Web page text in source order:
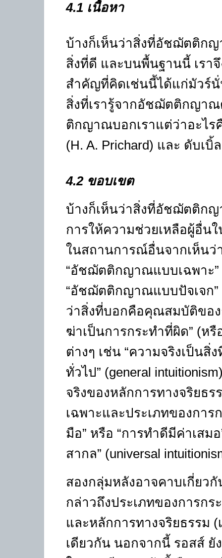
4.1 เนื้อหา
บ้างก็เห็นว่าสิ่งที่อัชฌัตติกญ
สิ่งที่ดี และบนพื้นฐานนี้ เรา
สำคัญที่คิดเช่นนี้ได้แก่มัวร์นั่
สิ่งที่เรารู้จากอัชฌัตติกญา
ติกญาณบอกเราแต่ว่าอะไร
(H. A. Prichard) และ ดับเบิ้
4.2ขอบเขต
บ้างก็เห็นว่าสิ่งที่อัชฌัตติกญ
การให้ความช่วยเหลือผู้อื่น
ในสถานการณ์อื่นจากเห็นว่
“อัชฌัตติกญาณแบบเฉพาะ
“อัชฌัตติกญาณแบบปัจเจก
ว่าสิ่งที่บอกคือคุณสมบัติของ
ฆ่าเป็นการกระทำที่ผิด” (หรื
ต่างๆ เช่น “ความจริงเป็นสิ่
ทั่วไป” (general
จริงของหลักการทางจริยธ
เฉพาะและประเภทของการ
มือ” หรือ “การทำดีมีค่าเสมอ
สากล” (universal
สองกลุ่มหลังอาจคาบเกี่ยว
กล่าวถึงประเภทของการก
และหลักการทางจริยธรรม
เดียวกัน นอกจากนี้ รอสส์